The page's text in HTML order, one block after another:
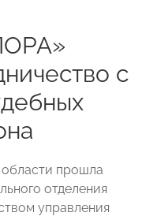
с
прошла
отделения
управления